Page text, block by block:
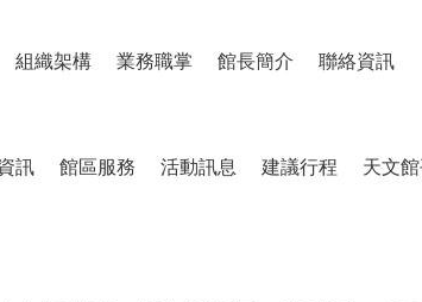
組織架構 業務職掌 館長簡介 聯絡資訊
訊 館區服務 活動訊息 建議行程 天文